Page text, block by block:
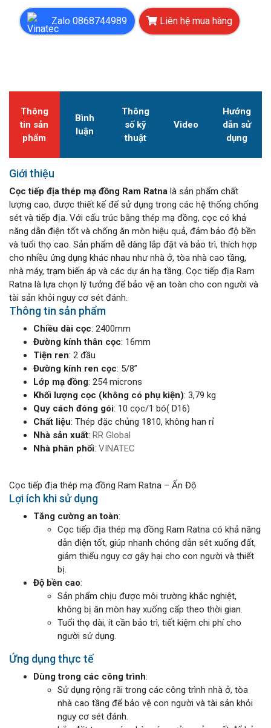
Zalo 0868744989 Liên hệ mua hàng
Thông
tin sản
phẩm
Bình
luận
Thông
số kỹ
thuật
Video
Hướng
dẫn sử
dụng
Giới thiệu
Cọc tiếp địa thép mạ đồng Ram Ratna là sản phẩm chất
lượng cao, được thiết kế để sử dụng trong các hệ thống chống
sét và tiếp địa. Với cấu trúc bằng thép mạ đồng, cọc có khả
năng dẫn điện tốt và chống ăn mòn hiệu quả, đảm bảo độ bền
và tuổi thọ cao. Sản phẩm dễ dàng lắp đặt và bảo trì, thích hợp
cho nhiều ứng dụng khác nhau như nhà ở, tòa nhà cao tầng,
nhà máy, trạm biến áp và các dự án hạ tầng. Cọc tiếp địa Ram
Ratna là lựa chọn lý tưởng để bảo vệ an toàn cho con người và
tài sản khỏi nguy cơ sét đánh.
Thông tin sản phẩm
Chiều dài cọc: 2400mm
Đường kính thân cọc: 16mm
Tiện ren: 2 đầu
Đường kính ren cọc: 5/8”
Lớp mạ đồng: 254 microns
Khối lượng cọc (không có phụ kiện): 3,79 kg
Quy cách đóng gói: 10 cọc/1 bó( D16)
Chất liệu: Thép đặc chủng 1810, không han rỉ
Nhà sản xuất: RR Global
Nhà phân phối: VINATEC
Cọc tiếp địa thép mạ đồng Ram Ratna – Ấn Độ
Lợi ích khi sử dụng
Tăng cường an toàn:
Cọc tiếp địa thép mạ đồng Ram Ratna có khả năng
dẫn điện tốt, giúp nhanh chóng dẫn sét xuống đất,
giảm thiểu nguy cơ gây hại cho con người và thiết
bị.
Độ bền cao:
Sản phẩm chịu được môi trường khắc nghiệt,
không bị ăn mòn hay xuống cấp theo thời gian.
Tuổi thọ dài, ít cần bảo trì, tiết kiệm chi phí cho
người sử dụng.
Ứng dụng thực tế
Dùng trong các công trình:
Sử dụng rộng rãi trong các công trình nhà ở, tòa
nhà cao tầng để bảo vệ con người và tài sản khỏi
nguy cơ sét đánh.